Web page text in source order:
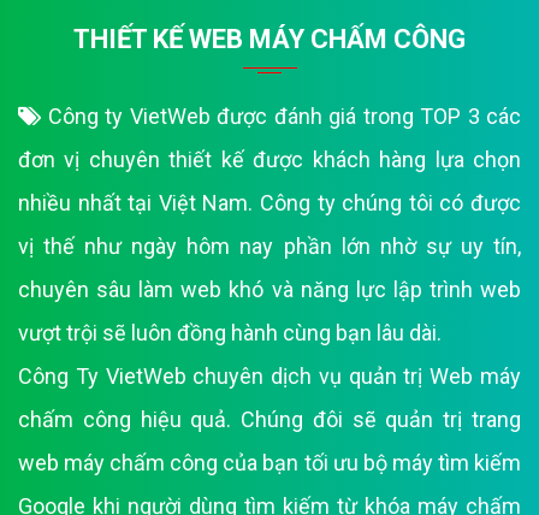
THIẾT KẾ WEB MÁY CHẤM CÔNG
Công ty VietWeb được đánh giá trong TOP 3 các
đơn vị chuyên thiết kế được khách hàng lựa chọn
nhiều nhất tại Việt Nam. Công ty chúng tôi có được
vị thế như ngày hôm nay phần lớn nhờ sự uy tín,
chuyên sâu làm web khó và năng lực lập trình web
vượt trội sẽ luôn đồng hành cùng bạn lâu dài.
Công Ty VietWeb chuyên dịch vụ quản trị Web máy
chấm công hiệu quả. Chúng đôi sẽ quản trị trang
web máy chấm công của bạn tối ưu bộ máy tìm kiếm
Google khi người dùng tìm kiếm từ khóa máy chấm